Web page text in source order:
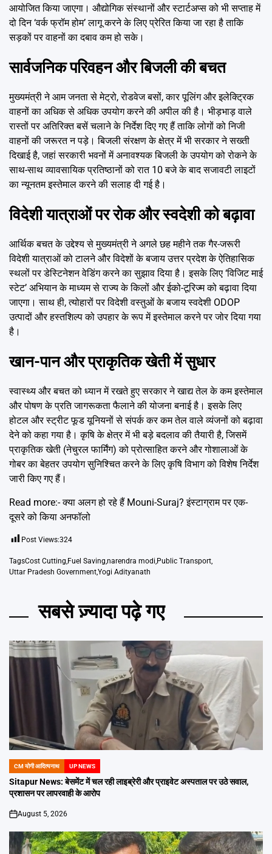
आयोजित किया जाएगा। औद्योगिक संस्थानों और स्टार्टअप्स को भी सप्ताह में
दो दिन ‘वर्क फ्रॉम होम’ लागू करने के लिए प्रेरित किया जा रहा है ताकि
सड़कों पर वाहनों का दबाव कम हो सके।
सार्वजनिक परिवहन और बिजली की बचत
मुख्यमंत्री ने आम जनता से मेट्रो, रोडवेज बसों, कार पूलिंग और इलेक्ट्रिक
वाहनों का अधिक से अधिक उपयोग करने की अपील की है। भीड़भाड़ वाले
रास्तों पर अतिरिक्त बसें चलाने के निर्देश दिए गए हैं ताकि लोगों को निजी
वाहनों की जरूरत न पड़े। बिजली संरक्षण के क्षेत्र में भी सरकार ने सख्ती
दिखाई है, जहां सरकारी भवनों में अनावश्यक बिजली के उपयोग को रोकने के
साथ-साथ व्यावसायिक प्रतिष्ठानों को रात 10 बजे के बाद सजावटी लाइटों
का न्यूनतम इस्तेमाल करने की सलाह दी गई है।
विदेशी यात्राओं पर रोक और स्वदेशी को बढ़ावा
आर्थिक बचत के उद्देश्य से मुख्यमंत्री ने अगले छह महीने तक गैर-जरूरी
विदेशी यात्राओं को टालने और विदेशों के बजाय उत्तर प्रदेश के ऐतिहासिक
स्थलों पर डेस्टिनेशन वेडिंग करने का सुझाव दिया है। इसके लिए ‘विजिट माई
स्टेट’ अभियान के माध्यम से राज्य के किलों और ईको-टूरिज्म को बढ़ावा दिया
जाएगा। साथ ही, त्योहारों पर विदेशी वस्तुओं के बजाय स्वदेशी ODOP
उत्पादों और हस्तशिल्प को उपहार के रूप में इस्तेमाल करने पर जोर दिया गया
है।
खान-पान और प्राकृतिक खेती में सुधार
स्वास्थ्य और बचत को ध्यान में रखते हुए सरकार ने खाद्य तेल के कम इस्तेमाल
और पोषण के प्रति जागरूकता फैलाने की योजना बनाई है। इसके लिए
होटल और स्ट्रीट फूड यूनियनों से संपर्क कर कम तेल वाले व्यंजनों को बढ़ावा
देने को कहा गया है। कृषि के क्षेत्र में भी बड़े बदलाव की तैयारी है, जिसमें
प्राकृतिक खेती (नेचुरल फार्मिंग) को प्रोत्साहित करने और गोशालाओं के
गोबर का बेहतर उपयोग सुनिश्चित करने के लिए कृषि विभाग को विशेष निर्देश
जारी किए गए हैं।
Read more:-क्या अलग हो रहे हैं Mouni-Suraj? इंस्टाग्राम पर एक-
दूसरे को किया अनफॉलो
Post Views:324
TagsCost Cutting,Fuel Saving,narendra modi,Public Transport,
Uttar Pradesh Government,Yogi Adityanath
सबसे ज़्यादा पढ़े गए
POSTED
IN
CM योगी आदित्यनाथ UP NEWS
Sitapur News: बेसमेंट में चल रही लाइब्रेरी और प्राइवेट अस्पताल पर उठे सवाल,
प्रशासन पर लापरवाही के आरोप
on
August 5, 2026